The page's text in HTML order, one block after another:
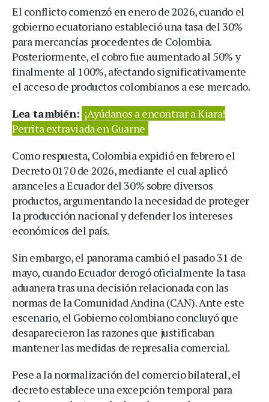
El conflicto comenzó en enero de 2026, cuando el
gobierno ecuatoriano estableció una tasa del 30%
para mercancías procedentes de Colombia.
Posteriormente, el cobro fue aumentado al 50% y
finalmente al 100%, afectando significativamente
el acceso de productos colombianos a ese mercado.
Lea también: ¡Ayúdanos a encontrar a Kiara!
Perrita extraviada en Guarne
Como respuesta, Colombia expidió en febrero el
Decreto 0170 de 2026, mediante el cual aplicó
aranceles a Ecuador del 30% sobre diversos
productos, argumentando la necesidad de proteger
la producción nacional y defender los intereses
económicos del país.
Sin embargo, el panorama cambió el pasado 31 de
mayo, cuando Ecuador derogó oficialmente la tasa
aduanera tras una decisión relacionada con las
normas de la Comunidad Andina (CAN). Ante este
escenario, el Gobierno colombiano concluyó que
desaparecieron las razones que justificaban
mantener las medidas de represalia comercial.
Pese a la normalización del comercio bilateral, el
decreto establece una excepción temporal para